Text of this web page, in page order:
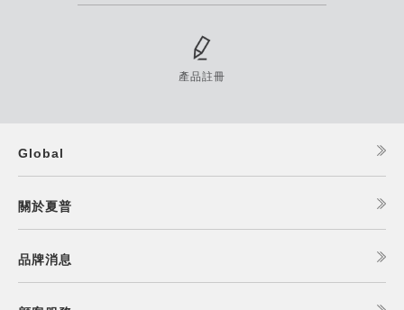
產品註冊
Global
關於夏普
品牌消息